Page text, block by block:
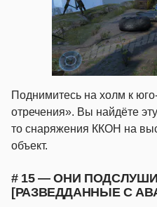
Поднимитесь на холм к
отречения». Вы найдёте
то снаряжения ККОН на
объект.
# 15 — ОНИ
[РАЗВЕДДАННЫЕ С